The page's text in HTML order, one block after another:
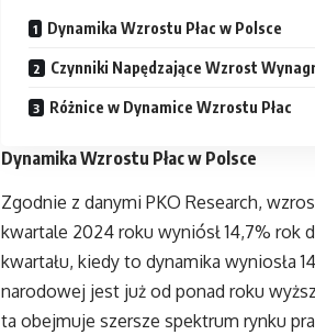
Dynamika Wzrostu Płac w Polsce
Czynniki Napędzające Wzrost
Różnice w Dynamice Wzrostu Płac
Dynamika Wzrostu Płac w Polsce
Zgodnie z danymi PKO Research,
kwartale 2024 roku wyniósł 14,7%
kwartału, kiedy to dynamika wyniosła
narodowej jest już od ponad roku
ta obejmuje szersze spektrum rynku